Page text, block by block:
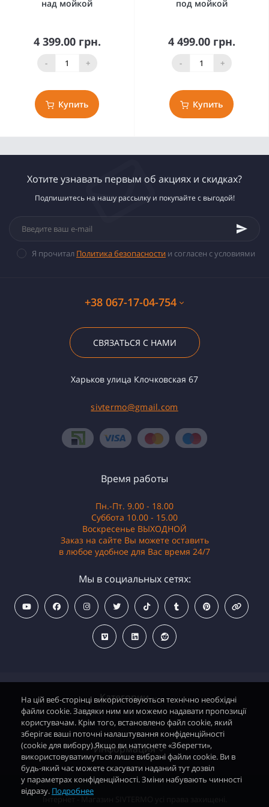
над мойкой
4 399.00 грн.
- +
Купить
под мойкой
4 499.00 грн.
- +
Купить
Хотите узнавать первым об акциях и скидках?
Подпишитесь на нашу рассылку и покупайте с выгодой!
Я прочитал Политика безопасности и согласен с условиями
+38 067-17-04-754
СВЯЗАТЬСЯ С НАМИ
Харьков улица Клочковская 67
sivtermo@gmail.com
Категории
Водонагреватели электрические
Дымоходные газовые колонки
Дымоходные газовые котлы и АОГВ
Информация
Политика безопасности
Время работы
Пн.-Пт. 9.00 - 18.00
Суббота 10.00 - 15.00
Воскресенье ВЫХОДНОЙ
Заказ на сайте Вы можете оставить
в любое удобное для Вас время 24/7
Мы в социальных сетях:
Інтернет - Магазин SIVTERMO усі права захищені.
На цій веб-сторінці використовуються технічно необхідні
файли cookie. Завдяки ним ми можемо надавати пропозиції
користувачам. Крім того, встановлено файл cookie, який
зберігає ваші поточні налаштування конфіденційності
(cookie для вибору).Якщо ви натиснете «Зберегти»,
використовуватимуться лише вибрані файли cookie. Ви в
будь-який час можете скасувати наданий тут дозвіл
у параметрах конфіденційності. Зміни набувають чинності
відразу. Подробнее